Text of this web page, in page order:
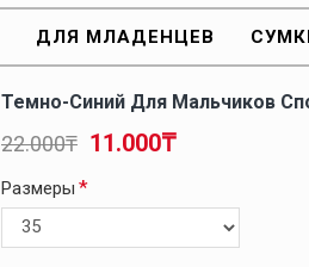
ДЛЯ МЛАДЕНЦЕВ
Темно-Синий Для Мальчиков
11.000₸
22.000₸
Размеры